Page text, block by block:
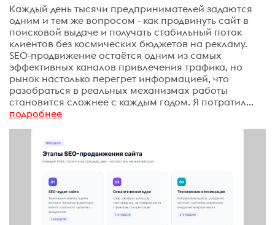
Каждый день тысячи предпринимателей задаются
одним и тем же вопросом - как продвинуть сайт в
поисковой выдаче и получать стабильный поток
клиентов без космических бюджетов на рекламу.
SEO-продвижение остаётся одним из самых
эффективных каналов привлечения трафика, но
рынок настолько перегрет информацией, что
разобраться в реальных механизмах работы
становится сложнее с каждым годом. Я потратил...
подробнее